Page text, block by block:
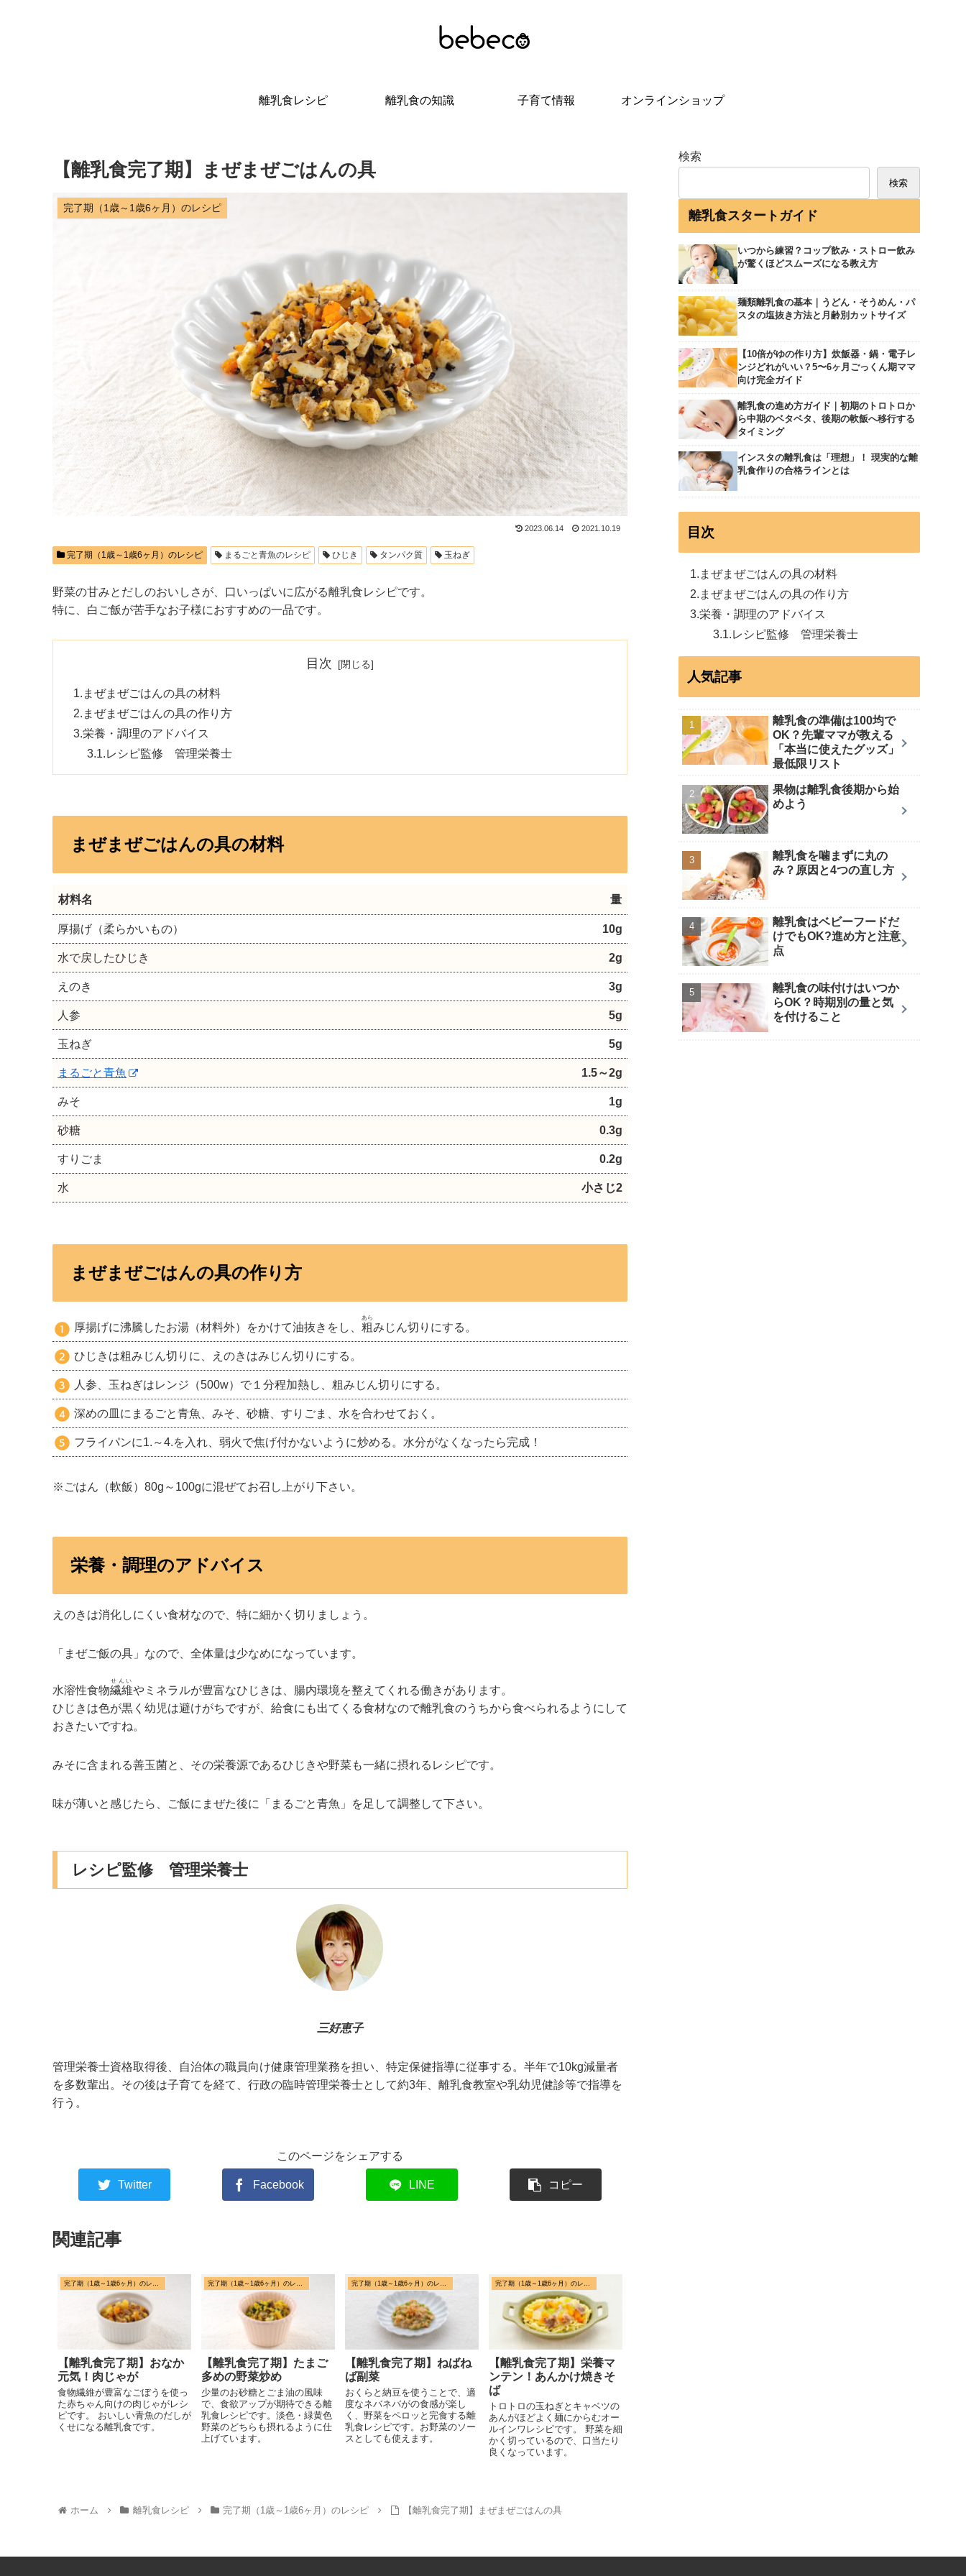
離乳食レシピ 離乳食の知識 子育て情報 オンラインショップ
【離乳食完了期】まぜまぜごはんの具
完了期（1歳～1歳6ヶ月）のレシピ
2023.06.14 2021.10.19
完了期（1歳～1歳6ヶ月）のレシピ まるごと青魚のレシピ ひじき タンパク質 玉ねぎ
野菜の甘みとだしのおいしさが、口いっぱいに広がる離乳食レシピです。
特に、白ご飯が苦手なお子様におすすめの一品です。
目次
まぜまぜごはんの具の材料
まぜまぜごはんの具の作り方
栄養・調理のアドバイス
レシピ監修 管理栄養士
まぜまぜごはんの具の材料
材料名 量
厚揚げ（柔らかいもの） 10g
水で戻したひじき 2g
えのき 3g
人参 5g
玉ねぎ 5g
まるごと青魚 1.5～2g
みそ 1g
砂糖 0.3g
すりごま 0.2g
水 小さじ2
まぜまぜごはんの具の作り方
厚揚げに沸騰したお湯（材料外）をかけて油抜きをし、 粗
あら
みじん切りにする。
ひじきは粗みじん切りに、えのきはみじん切りにする。
人参、玉ねぎはレンジ（500w）で１分程加熱し、粗みじん切りにする。
深めの皿にまるごと青魚、みそ、砂糖、すりごま、水を合わせておく。
フライパンに1.～4.を入れ、弱火で焦げ付かないように炒める。水分がなくなったら完成！
※ごはん（軟飯）80g～100gに混ぜてお召し上がり下さい。
栄養・調理のアドバイス
えのきは消化しにくい食材なので、特に細かく切りましょう。
「まぜご飯の具」なので、全体量は少なめになっています。
水溶性食物繊維
せんい
やミネラルが豊富なひじきは、腸内環境を整えてくれる働きがあります。
ひじきは色が黒く幼児は避けがちですが、給食にも出てくる食材なので離乳食のうちから食べられるようにして
おきたいですね。
みそに含まれる善玉菌と、その栄養源であるひじきや野菜も一緒に摂れるレシピです。
味が薄いと感じたら、ご飯にまぜた後に「まるごと青魚」を足して調整して下さい。
レシピ監修 管理栄養士
三好恵子
管理栄養士資格取得後、自治体の職員向け健康管理業務を担い、特定保健指導に従事する。半年で10kg減量者
を多数輩出。その後は子育てを経て、行政の臨時管理栄養士として約3年、離乳食教室や乳幼児健診等で指導を
行う。
このページをシェアする
Twitter Facebook LINE コピー
関連記事
完了期（1歳～1歳6ヶ月）のレシピ
【離乳食完了期】おなか
元気！肉じゃが
食物繊維が豊富なごぼうを使っ
た赤ちゃん向けの肉じゃがレシ
ピです。 おいしい青魚のだしが
くせになる離乳食です。
完了期（1歳～1歳6ヶ月）のレシピ
【離乳食完了期】たまご
多めの野菜炒め
少量のお砂糖とごま油の風味
で、食欲アップが期待できる離
乳食レシピです。淡色・緑黄色
野菜のどちらも摂れるように仕
上げています。
完了期（1歳～1歳6ヶ月）のレシピ
【離乳食完了期】ねばね
ば副菜
おくらと納豆を使うことで、適
度なネバネバがの食感が楽し
く、野菜をペロッと完食する離
乳食レシピです。お野菜のソー
スとしても使えます。
完了期（1歳～1歳6ヶ月）のレシピ
【離乳食完了期】栄養マ
ンテン！あんかけ焼きそ
ば
トロトロの玉ねぎとキャベツの
あんがほどよく麺にからむオー
ルインワレシピです。 野菜を細
かく切っているので、口当たり
良くなっています。
ホーム 離乳食レシピ 完了期（1歳～1歳6ヶ月）のレシピ 【離乳食完了期】まぜまぜごはんの具
検索
検索
離乳食スタートガイド
いつから練習？コップ飲み・ストロー飲み
が驚くほどスムーズになる教え方
麺類離乳食の基本｜うどん・そうめん・パ
スタの塩抜き方法と月齢別カットサイズ
【10倍がゆの作り方】炊飯器・鍋・電子レ
ンジどれがいい？5〜6ヶ月ごっくん期ママ
向け完全ガイド
離乳食の進め方ガイド｜初期のトロトロか
ら中期のベタベタ、後期の軟飯へ移行する
タイミング
インスタの離乳食は「理想」！ 現実的な離
乳食作りの合格ラインとは
目次
まぜまぜごはんの具の材料
まぜまぜごはんの具の作り方
栄養・調理のアドバイス
レシピ監修 管理栄養士
人気記事
離乳食の準備は100均で
OK？先輩ママが教える
「本当に使えたグッズ」
最低限リスト
果物は離乳食後期から始
めよう
離乳食を噛まずに丸の
み？原因と4つの直し方
離乳食はベビーフードだ
けでもOK?進め方と注意
点
離乳食の味付けはいつか
らOK？時期別の量と気
を付けること